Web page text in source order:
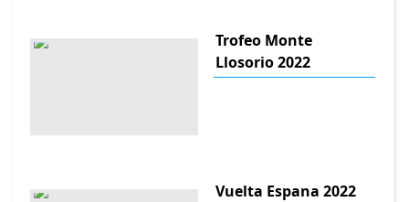
Trofeo Monte
Llosorio 2022
Vuelta Espana 2022